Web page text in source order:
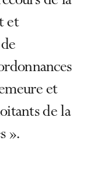
et
et
de la
».